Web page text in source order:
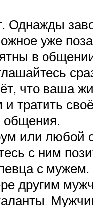
Однажды
уже
в
что ваша
тратить
общения.
или любой
с ним
с мужем.
другим